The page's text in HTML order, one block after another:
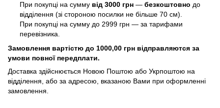
При покупці на сумму від 3000 грн — безкоштовно до
відділення (зі стороною посилки не більше 70 см).
При покупці на сумму до 2999 грн — за тарифами
перевізника.
Замовлення вартістю до 1000,00 грн відправляются за
умови повної передплати.
Доставка здійснюється Новою Поштою або Укрпоштою на
відділення, або за адресою, вказаною Вами при оформленні
замовлення.